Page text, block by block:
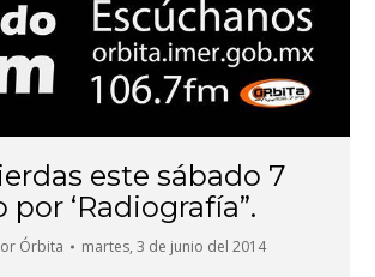
este sábado 7
‘Radiografía”.
Órbita martes, 3 de junio del 2014